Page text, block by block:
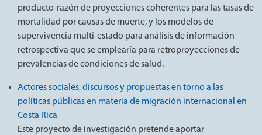
producto-razón de proyecciones coherentes para las tasas de
mortalidad por causas de muerte, y los modelos de
supervivencia multi-estado para análisis de información
retrospectiva que se emplearía para retroproyecciones de
prevalencias de condiciones de salud.
Actores sociales, discursos y propuestas en torno a las
políticas públicas en materia de migración internacional en
Costa Rica
Este proyecto de investigación pretende aportar